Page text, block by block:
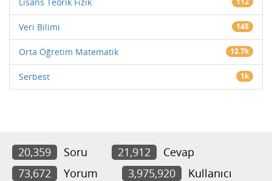
Veri Bilimi 145
Orta Öğretim Matematik 12.7k
Serbest 1k
20,359 Soru 21,912
Cevap
73,672
Yorum 3,975,920 Kullanıcı